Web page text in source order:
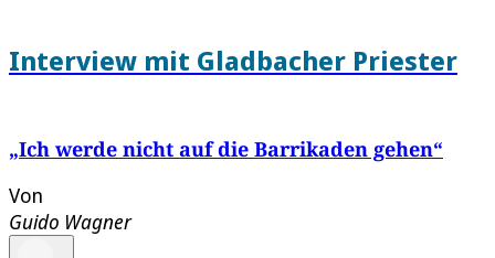
Interview mit Gladbacher Priester
„Ich werde nicht auf die Barrikaden gehen“
Von
Guido Wagner